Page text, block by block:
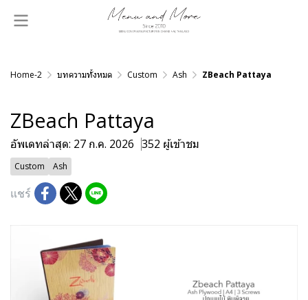
Home-2 บทความทั้งหมด Custom Ash ZBeach Pattaya
ZBeach Pattaya
อัพเดทล่าสุด: 27 ก.ค. 2026 352 ผู้เข้าชม
Custom Ash
แชร์